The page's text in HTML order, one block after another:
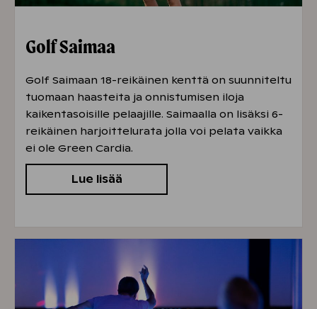
Golf Saimaa
Golf Saimaan 18-reikäinen kenttä on suunniteltu
tuomaan haasteita ja onnistumisen iloja
kaikentasoisille pelaajille. Saimaalla on lisäksi 6-
reikäinen harjoittelurata jolla voi pelata vaikka
ei ole Green Cardia.
Lue lisää